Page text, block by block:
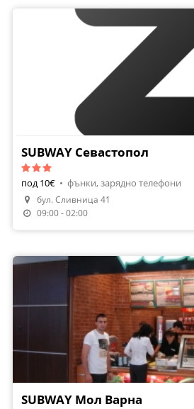
SUBWAY Севастопол
под 10€ • фънки, зарядно телефони
бул. Сливница 41
09:00 - 02:00
SUBWAY Мол Варна